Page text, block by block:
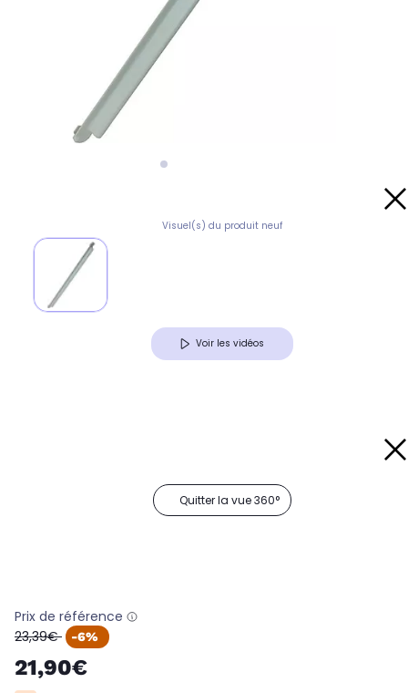
Visuel(s) du produit neuf
Voir les vidéos
Quitter la vue 360°
Prix de référence
oldPrice
23,39€ -6%
21,90€